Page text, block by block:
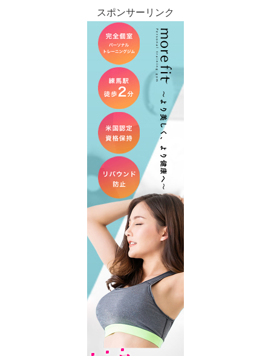
スポンサーリンク